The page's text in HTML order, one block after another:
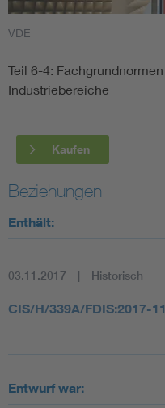
DKE
Circular Economy für
Elektrofachkraft (EFK)
VDE
Teil 6-4:
Industriebereiche
Kaufen
Beziehungen
Enthält:
03.11.2017 Historisch
CIS/H/339A/FDIS:2017-11
Entwurf war: